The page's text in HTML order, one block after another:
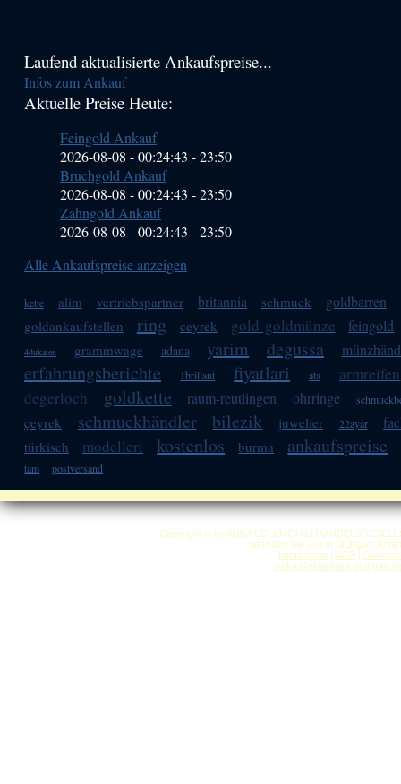
Haupt-
Sidebar
Laufend aktualisierte Ankaufspreise...
Infos zum Ankauf
Aktuelle Preise Heute:
Feingold Ankauf
2026-08-08 - 00:24:43 -23:50
Bruchgold Ankauf
2026-08-08 - 00:24:43 -23:50
Zahngold Ankauf
2026-08-08 - 00:24:43 -23:50
Alle Ankaufspreise anzeigen
kette alim vertriebspartner britannia schmuck goldbarren
goldankaufstellen
ring ceyrek gold-goldmünze feingold
4dukaten grammwage adana yarim degussa
erfahrungsberichte 1brillant fiyatlari ata
armreifen
degerloch
goldkette raum-reutlingen ohrringe
çeyrek schmuckhändler bilezik juwelier 22ayar
türkisch modelleri kostenlos burma ankaufspreise
tam postversand
Copyright © by ANKA
So finden Sie uns in Stuttgart:
Impressum| AGB|
Anka Goldankauf Stuttgart